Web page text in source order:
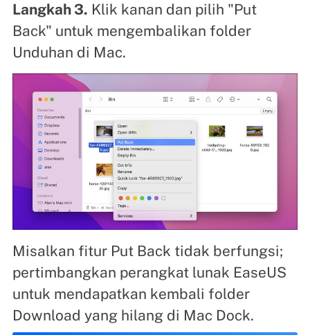
Langkah 3. Klik kanan dan pilih "Put
Back" untuk mengembalikan folder
Unduhan di Mac.
Misalkan fitur Put Back tidak berfungsi;
pertimbangkan perangkat lunak EaseUS
untuk mendapatkan kembali folder
Download yang hilang di Mac Dock.